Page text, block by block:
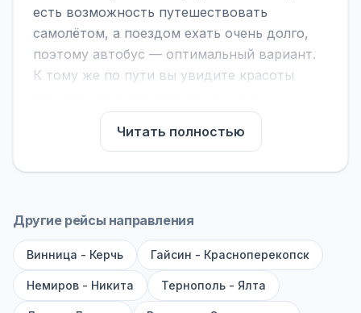
есть возможность путешествовать
самолётом, а поездом ехать очень долго,
поэтому автобус — оптимальный вариант.
К тому же по пути вы увидите красоты
На нашем сайте вы можете найти
расписание автобусов Хмельницкий - Ялта,
сравнить рейсы и выбрать подходящий.
на микроавтобусы (8–18 мест). Если важен
(от 40 мест): у них лучше подвеска и
дорога ощущается меньше.
Читать полностью
Другие рейсы направления
Винница - Керчь Гайсин - Красноперекопск
Немиров - Никита Тернополь - Ялта